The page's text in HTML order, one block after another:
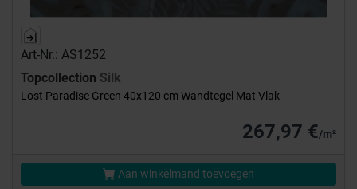
Art-Nr.: AS1252
Topcollection Silk
Lost Paradise Green 40x120 cm Wandtegel Mat Vlak
267,97 €/m²
Aan winkelmand toevoegen